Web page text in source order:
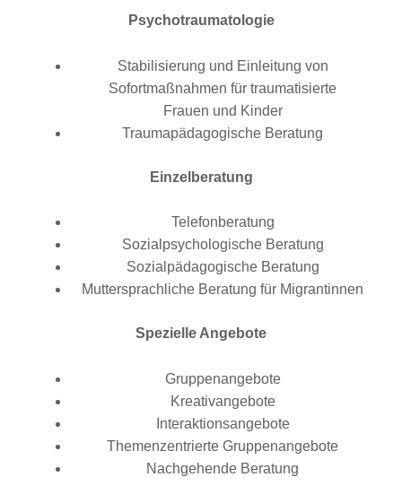
Psychotraumatologie
Stabilisierung und Einleitung von
Sofortmaßnahmen für traumatisierte
Frauen und Kinder
Traumapädagogische Beratung
Einzelberatung
Telefonberatung
Sozialpsychologische Beratung
Sozialpädagogische Beratung
Muttersprachliche Beratung für Migrantinnen
Spezielle Angebote
Gruppenangebote
Kreativangebote
Interaktionsangebote
Themenzentrierte Gruppenangebote
Nachgehende Beratung